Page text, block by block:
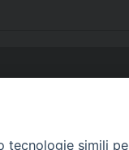
tecnologie simili